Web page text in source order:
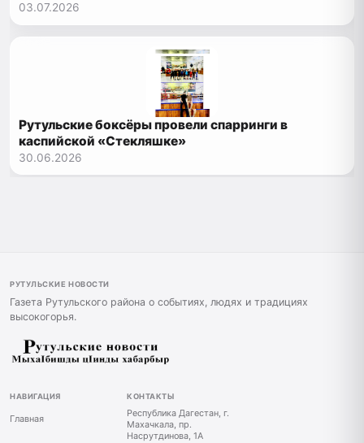
03.07.2026
Рутульские боксёры провели спарринги в
каспийской «Стекляшке»
30.06.2026
РУТУЛЬСКИЕ НОВОСТИ
Газета Рутульского района о событиях, людях и традициях
высокогорья.
НАВИГАЦИЯ
Главная
КОНТАКТЫ
Республика Дагестан, г.
Махачкала, пр.
Насрутдинова, 1А